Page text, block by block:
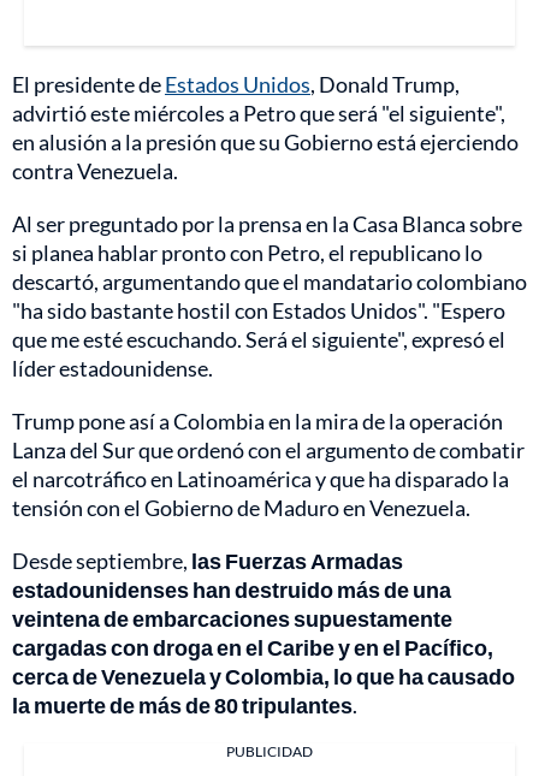
El presidente deEstados Unidos, Donald Trump,
advirtió este miércoles a Petro que será "el siguiente",
en alusión a la presión que su Gobierno está ejerciendo
contra Venezuela.
Al ser preguntado por la prensa en la Casa Blanca sobre
si planea hablar pronto con Petro, el republicano lo
descartó, argumentando que el mandatario colombiano
"ha sido bastante hostil con Estados Unidos". "Espero
que me esté escuchando. Será el siguiente", expresó el
líder estadounidense.
Trump pone así a Colombia en la mira de la operación
Lanza del Sur que ordenó con el argumento de combatir
el narcotráfico en Latinoamérica y que ha disparado la
tensión con el Gobierno de Maduro en Venezuela.
Desde septiembre, las Fuerzas Armadas
estadounidenses han destruido más de una
veintena de embarcaciones supuestamente
cargadas con droga en el Caribe y en el Pacífico,
cerca de Venezuela y Colombia, lo que ha causado
la muerte de más de 80 tripulantes.
PUBLICIDAD